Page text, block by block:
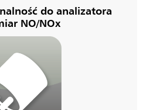
do analizatora
NO/NOx